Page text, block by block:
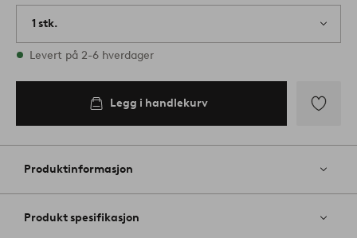
1 stk.
På lager
Levert på 2-6 hverdager
Legg i handlekurv
til
Produktinformasjon
Produkt spesifikasjon